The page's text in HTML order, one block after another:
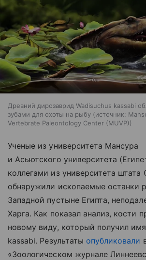
Древний дирозаврид Wadisuchus kassabi
зубами для охоты на рыбу
источник:
Vertebrate Paleontology Center (MUVP)
Ученые из университета Мансура
и Асьютского университета
коллегами из университета
обнаружили ископаемые останки
Западной пустыне Египта,
Харга. Как показал анализ, кости
новому виду, который получил
kassabi. Результаты опубликовали
«Зоологическом журнале